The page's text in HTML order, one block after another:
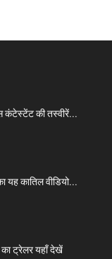
कंटेस्टेंट की तस्वीरें...
यह कातिल वीडियो...
ट्रेलर यहाँ देखें